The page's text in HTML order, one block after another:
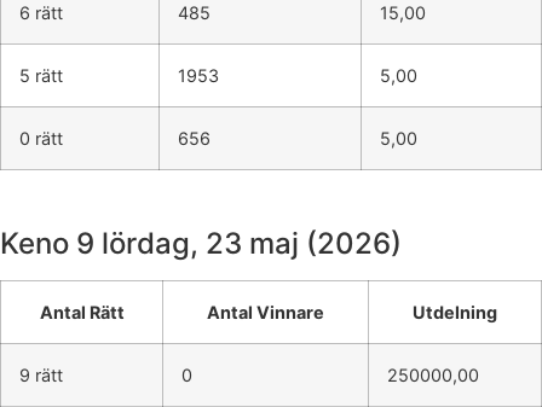
6 rätt 485 15,00
5 rätt 1953 5,00
0 rätt 656 5,00
Keno 9 lördag, 23 maj (2026)
Antal Rätt Antal Vinnare Utdelning
9 rätt 0 250000,00